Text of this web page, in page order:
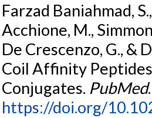
Farzad Baniahmad,
Acchione, M.,
De Crescenzo, G., &
Coil Affinity
Conjugates. PubMed.
https://doi.org/